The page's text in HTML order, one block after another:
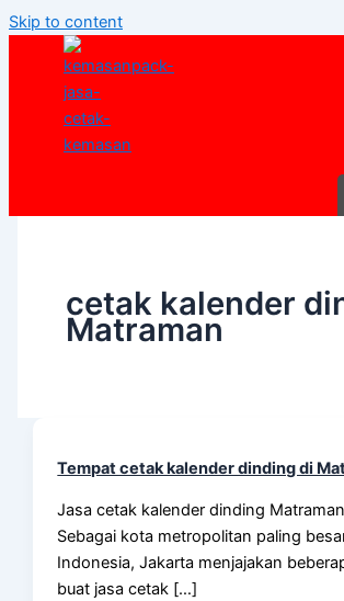
Skip to content
cetak kalender
Matraman
Tempat cetak kalender dinding di
Jasa cetak kalender dinding
Sebagai kota metropolitan paling
Indonesia, Jakarta menjajakan
buat jasa cetak […]